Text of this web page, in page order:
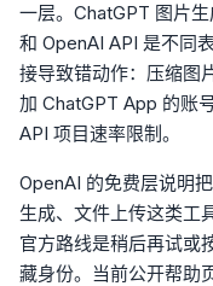
一层。ChatGPT 图片
和 OpenAI API 是不同
接导致错动作：压缩图
加 ChatGPT App 的账
API 项目速率限制。
OpenAI 的免费层说明
生成、文件上传这类工
官方路线是稍后再试或
藏身份。当前公开帮助